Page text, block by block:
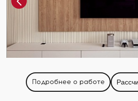
Подробнее о работе